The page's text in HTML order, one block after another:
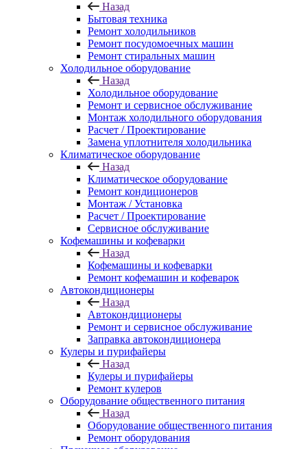
Назад
Бытовая техника
Ремонт холодильников
Ремонт посудомоечных машин
Ремонт стиральных машин
Холодильное оборудование
Назад
Холодильное оборудование
Ремонт и сервисное обслуживание
Монтаж холодильного оборудования
Расчет / Проектирование
Замена уплотнителя холодильника
Климатическое оборудование
Назад
Климатическое оборудование
Ремонт кондиционеров
Монтаж / Установка
Расчет / Проектирование
Сервисное обслуживание
Кофемашины и кофеварки
Назад
Кофемашины и кофеварки
Ремонт кофемашин и кофеварок
Автокондиционеры
Назад
Автокондиционеры
Ремонт и сервисное обслуживание
Заправка автокондиционера
Кулеры и пурифайеры
Назад
Кулеры и пурифайеры
Ремонт кулеров
Оборудование общественного питания
Назад
Оборудование общественного питания
Ремонт оборудования